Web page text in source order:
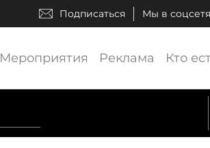
Подписаться Мы в
Мероприятия Реклама Кто